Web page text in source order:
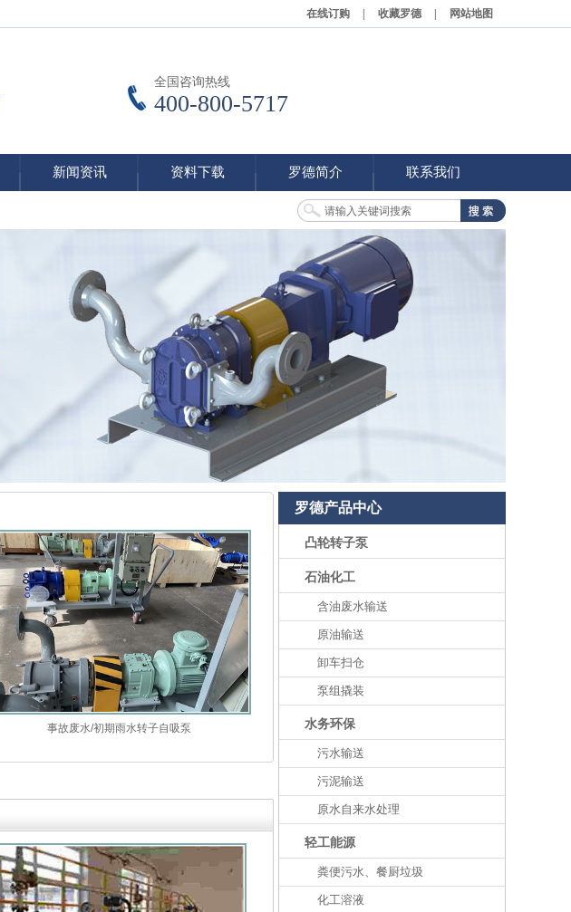
在线订购 收藏罗德 网站地图
全国咨询热线
400-800-5717
新闻资讯 资料下载 罗德简介 联系我们
事故废水/初期雨水转子自吸泵
罗德产品中心
凸轮转子泵
石油化工
含油废水输送
原油输送
卸车扫仓
泵组撬装
水务环保
污水输送
污泥输送
原水自来水处理
轻工能源
粪便污水、餐厨垃圾
化工溶液